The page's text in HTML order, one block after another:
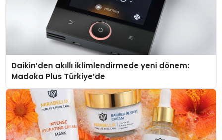
Daikin’den akıllı iklimlendirmede yeni dönem:
Madoka Plus Türkiye’de